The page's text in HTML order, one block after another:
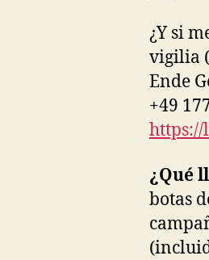
¿Y si
vigilia
Ende
+49
¿Qué
botas